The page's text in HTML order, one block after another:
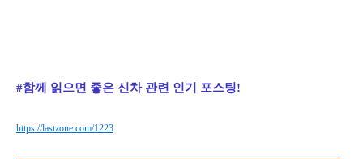
#함께 읽으면 좋은 신차 관련 인기 포스팅!
https://lastzone.com/1223